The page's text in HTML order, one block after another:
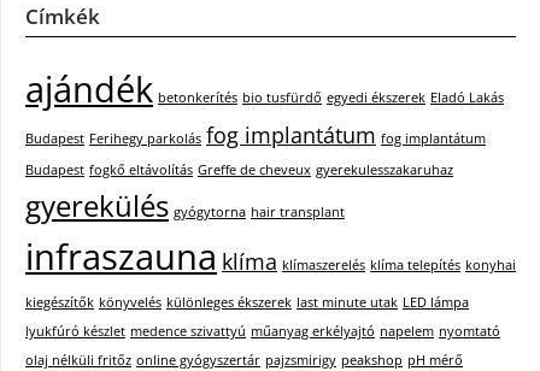
Címkék
ajándék betonkerítés bio tusfürdő egyedi ékszerek Eladó Lakás
Budapest Ferihegy parkolás fog implantátum fog implantátum
Budapest fogkő eltávolítás Greffe de cheveux gyerekulesszakaruhaz
gyerekülés gyógytorna hair transplant
infraszauna klíma klímaszerelés klíma telepítés konyhai
kiegészítők könyvelés különleges ékszerek last minute utak LED lámpa
lyukfúró készlet medence szivattyú műanyag erkélyajtó napelem nyomtató
olaj nélküli fritőz online gyógyszertár pajzsmirigy peakshop pH mérő